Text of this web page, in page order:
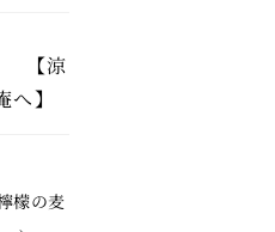
【涼
】
檬の麦